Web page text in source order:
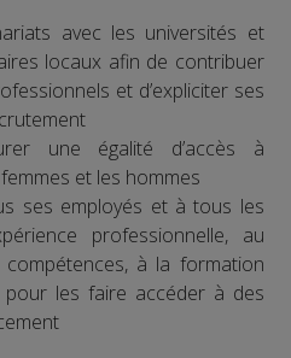
avec les universités et
locaux afin de contribuer
et d’expliciter ses
une égalité d’accès à
et les hommes
ses employés et à tous les
professionnelle, au
à la formation
pour les faire accéder à des